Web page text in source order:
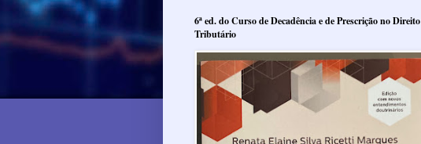
6ª ed. do Curso de Decadência e de Prescrição no Direito
Tributário